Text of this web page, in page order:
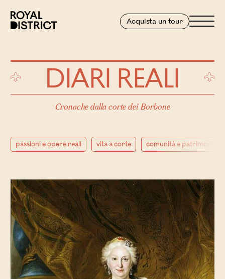
Royal District
Acquista un tour Menu
DIARI REALI
Cronache dalla corte dei Borbone
passioni e opere reali vita a corte comunità e patrimonio